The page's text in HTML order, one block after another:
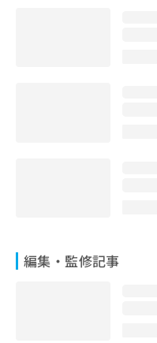
編集・監修記事